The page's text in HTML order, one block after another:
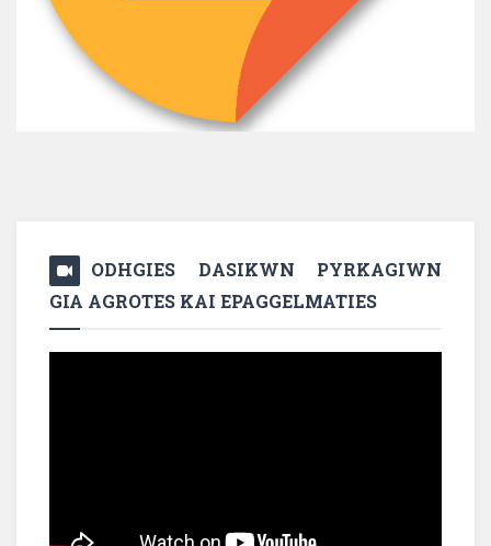
ODHGIES DASIKWN PYRKAGIWN
GIA AGROTES KAI EPAGGELMATIES